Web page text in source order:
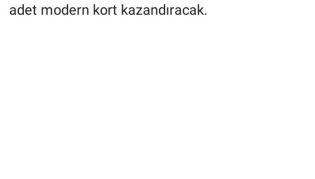
adet modern kort kazandıracak.